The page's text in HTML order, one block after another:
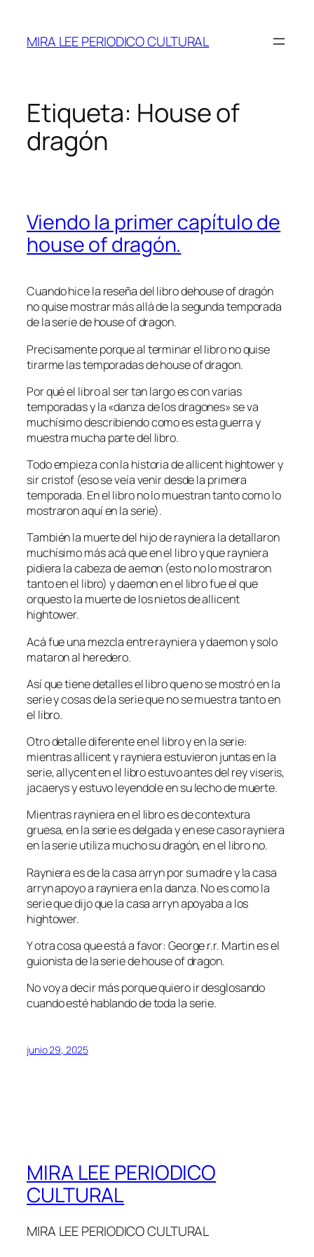
contenido
MIRA LEE PERIODICO CULTURAL
Etiqueta: House of
dragón
Viendo la primer capítulo de
house of dragón.
Cuando hice la reseña del libro dehouse of dragón
no quise mostrar más allá de la segunda temporada
de la serie de house of dragon.
Precisamente porque al terminar el libro no quise
tirarme las temporadas de house of dragon.
Por qué el libro al ser tan largo es con varias
temporadas y la «danza de los dragones» se va
muchísimo describiendo como es esta guerra y
muestra mucha parte del libro.
Todo empieza con la historia de allicent hightower y
sir cristof (eso se veía venir desde la primera
temporada. En el libro no lo muestran tanto como lo
mostraron aquí en la serie).
También la muerte del hijo de rayniera la detallaron
muchísimo más acá que en el libro y que rayniera
pidiera la cabeza de aemon (esto no lo mostraron
tanto en el libro) y daemon en el libro fue el que
orquesto la muerte de los nietos de allicent
hightower.
Acá fue una mezcla entre rayniera y daemon y solo
mataron al heredero.
Así que tiene detalles el libro que no se mostró en la
serie y cosas de la serie que no se muestra tanto en
el libro.
Otro detalle diferente en el libro y en la serie:
mientras allicent y rayniera estuvieron juntas en la
serie, allycent en el libro estuvo antes del rey viseris,
jacaerys y estuvo leyendole en su lecho de muerte.
Mientras rayniera en el libro es de contextura
gruesa, en la serie es delgada y en ese caso rayniera
en la serie utiliza mucho su dragón, en el libro no.
Rayniera es de la casa arryn por su madre y la casa
arryn apoyo a rayniera en la danza. No es como la
serie que dijo que la casa arryn apoyaba a los
hightower.
Y otra cosa que está a favor: George r.r. Martin es el
guionista de la serie de house of dragon.
No voy a decir más porque quiero ir desglosando
cuando esté hablando de toda la serie.
junio 29, 2025
MIRA LEE PERIODICO
CULTURAL
MIRA LEE PERIODICO CULTURAL